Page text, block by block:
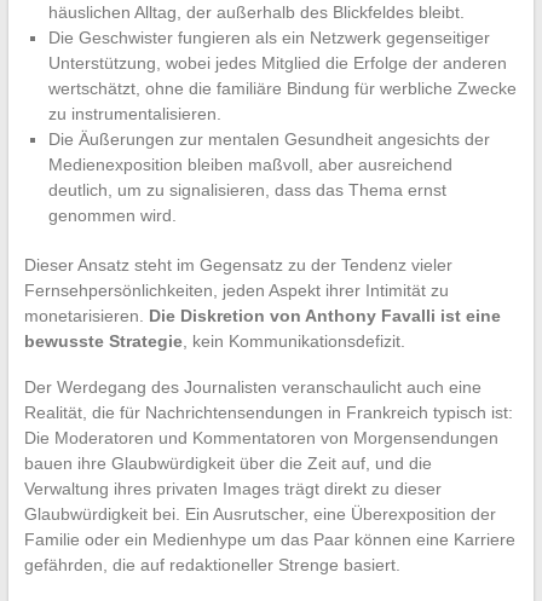
häuslichen Alltag, der außerhalb des Blickfeldes bleibt.
Die Geschwister fungieren als ein Netzwerk gegenseitiger
Unterstützung, wobei jedes Mitglied die Erfolge der anderen
wertschätzt, ohne die familiäre Bindung für werbliche Zwecke
zu instrumentalisieren.
Die Äußerungen zur mentalen Gesundheit angesichts der
Medienexposition bleiben maßvoll, aber ausreichend
deutlich, um zu signalisieren, dass das Thema ernst
genommen wird.
Dieser Ansatz steht im Gegensatz zu der Tendenz vieler
Fernsehpersönlichkeiten, jeden Aspekt ihrer Intimität zu
monetarisieren. Die Diskretion von Anthony Favalli ist eine
bewusste Strategie, kein Kommunikationsdefizit.
Der Werdegang des Journalisten veranschaulicht auch eine
Realität, die für Nachrichtensendungen in Frankreich typisch ist:
Die Moderatoren und Kommentatoren von Morgensendungen
bauen ihre Glaubwürdigkeit über die Zeit auf, und die
Verwaltung ihres privaten Images trägt direkt zu dieser
Glaubwürdigkeit bei. Ein Ausrutscher, eine Überexposition der
Familie oder ein Medienhype um das Paar können eine Karriere
gefährden, die auf redaktioneller Strenge basiert.